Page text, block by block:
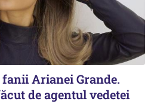
Arianei Grande.
de agentul vedetei